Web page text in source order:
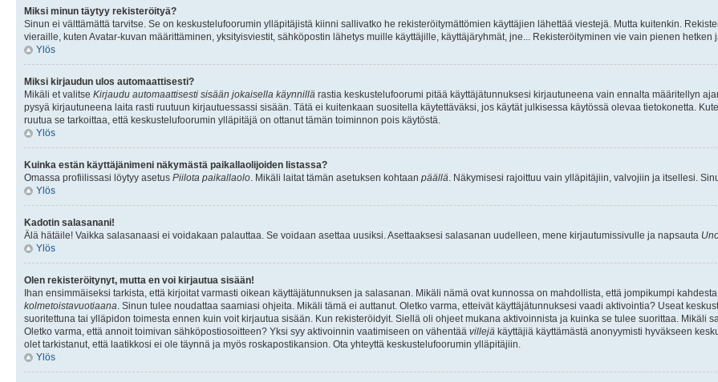
Miksi minun täytyy rekisteröityä?
Sinun ei välttämättä tarvitse. Se on keskustelufoorumin ylläpitäjistä kiinni sallivatko he rekisteröitymättömien käyttäjien lähettää viestejä. Mutta kuitenkin.
vieraille, kuten Avatar-kuvan määrittäminen, yksityisviestit, sähköpostin lähetys muille käyttäjille, käyttäjäryhmät, jne... Rekisteröityminen vie vain pienen hetken
Ylös
Miksi kirjaudun ulos automaattisesti?
Mikäli et valitse Kirjaudu automaattisesti sisään jokaisella käynnillä rastia keskustelufoorumi pitää käyttäjätunnuksesi kirjautuneena vain ennalta määritellyn
pysyä kirjautuneena laita rasti ruutuun kirjautuessassi sisään. Tätä ei kuitenkaan suositella käytettäväksi, jos käytät julkisessa käytössä olevaa tietokonetta.
ruutua se tarkoittaa, että keskustelufoorumin ylläpitäjä on ottanut tämän toiminnon pois käytöstä.
Ylös
Kuinka estän käyttäjänimeni näkymästä paikallaolijoiden listassa?
Omassa profiilissasi löytyy asetus Piilota paikallaolo . Mikäli laitat tämän asetuksen kohtaan päällä . Näkymisesi rajoittuu vain ylläpitäjiin, valvojiin ja itsellesi.
Ylös
Kadotin salasanani!
Älä hätäile! Vaikka salasanaasi ei voidakaan palauttaa. Se voidaan asettaa uusiksi. Asettaaksesi salasanan uudelleen, mene kirjautumissivulle ja napsauta
Ylös
Olen rekisteröitynyt, mutta en voi kirjautua sisään!
Ihan ensimmäiseksi tarkista, että kirjoitat varmasti oikean käyttäjätunnuksen ja salasanan. Mikäli nämä ovat kunnossa on mahdollista, että jompikumpi
kolmetoistavuotiaana . Sinun tulee noudattaa saamiasi ohjeita. Mikäli tämä ei auttanut. Oletko varma, etteivät käyttäjätunnuksesi vaadi aktivointia? Useat
suoritettuna tai ylläpidon toimesta ennen kuin voit kirjautua sisään. Kun rekisteröidyit. Siellä oli ohjeet mukana aktivoinnista ja kuinka se tulee suorittaa. Mikäli
Oletko varma, että annoit toimivan sähköpostiosoitteen? Yksi syy aktivoinnin vaatimiseen on vähentää villejä käyttäjiä käyttämästä anonyymisti hyväkseen
olet tarkistanut, että laatikkosi ei ole täynnä ja myös roskapostikansion. Ota yhteyttä keskustelufoorumin ylläpitäjiin.
Ylös